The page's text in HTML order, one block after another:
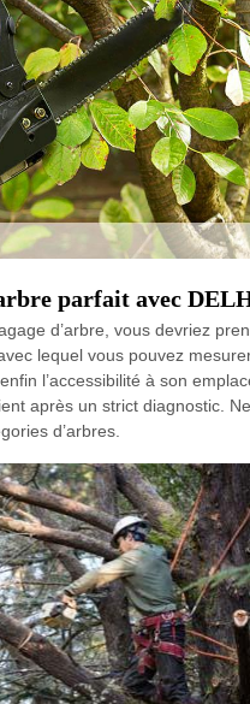
parfait avec
d’arbre, vous devriez
lequel vous pouvez
l’accessibilité à son
après un strict diagnostic.
d’arbres.